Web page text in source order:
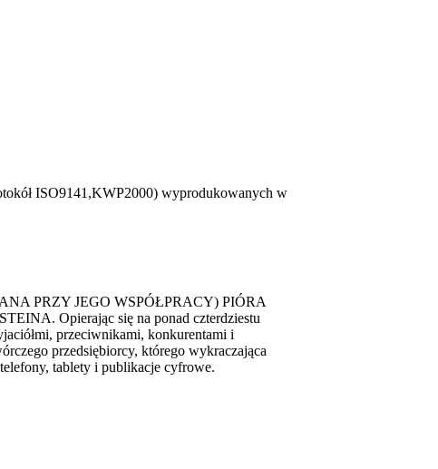
ISO9141,KWP2000) wyprodukowanych w
PRZY JEGO WSPÓŁPRACY) PIÓRA
Opierając się na ponad czterdziestu
przeciwnikami, konkurentami i
przedsiębiorcy, którego wykraczająca
tablety i publikacje cyfrowe.